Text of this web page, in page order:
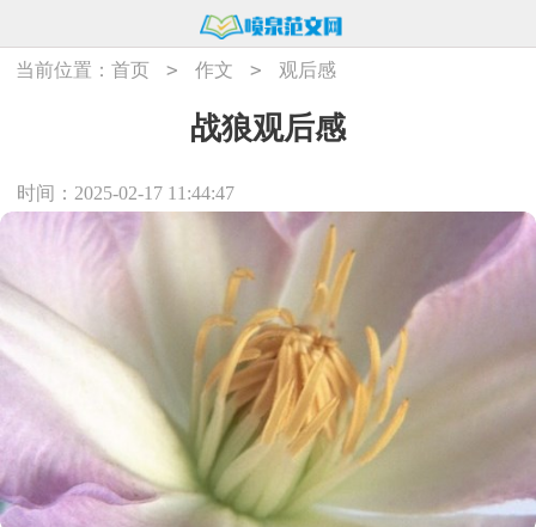
当前位置：首页 > 作文 > 观后感
战狼观后感
时间：2025-02-17 11:44:47